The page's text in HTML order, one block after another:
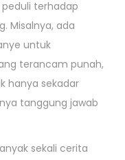
terhadap
Misalnya, ada
untuk
terancam punah,
hanya sekadar
tanggung jawab
sekali cerita